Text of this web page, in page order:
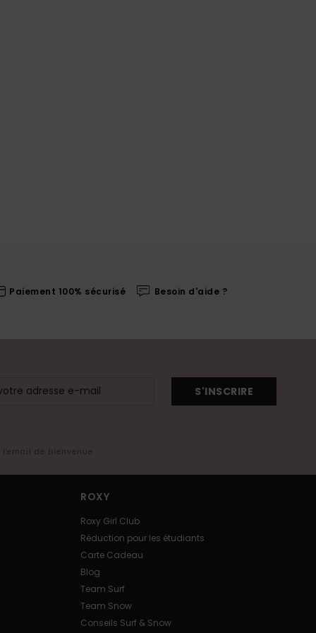
Paiement 100% sécurisé Besoin d'aide ?
S'INSCRIRE
de bienvenue
ROXY
Roxy Girl Club
Réduction pour les étudiants
Carte Cadeau
Blog
Team Surf
Team Snow
Conseils Surf & Snow